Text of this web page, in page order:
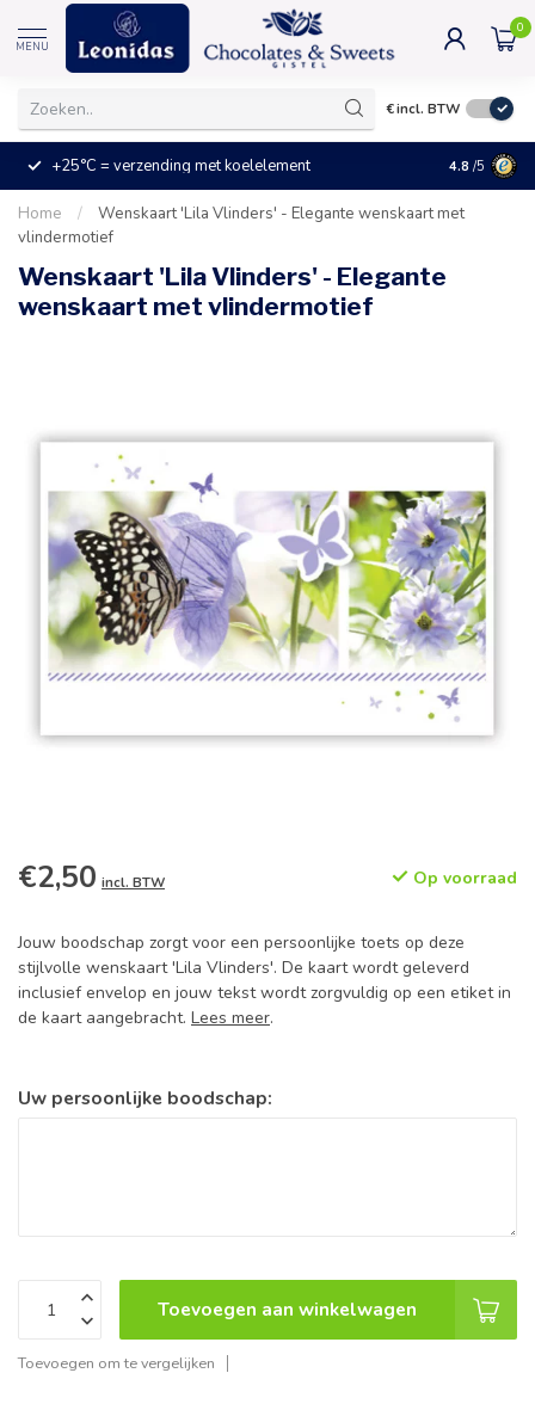
MENU
0
€incl. BTW
+25°C = verzending met koelelement Kleine
4.8 /5
Home /
Wenskaart 'Lila Vlinders' - Elegante wenskaart met
vlindermotief
Wenskaart 'Lila Vlinders' - Elegante
wenskaart met vlindermotief
€2,50 incl. BTW Op voorraad
Jouw boodschap zorgt voor een persoonlijke toets op deze
stijlvolle wenskaart 'Lila Vlinders'. De kaart wordt geleverd
inclusief envelop en jouw tekst wordt zorgvuldig op een etiket in
de kaart aangebracht. Lees meer.
Uw persoonlijke boodschap:
Toevoegen aan winkelwagen
Toevoegen om te vergelijken